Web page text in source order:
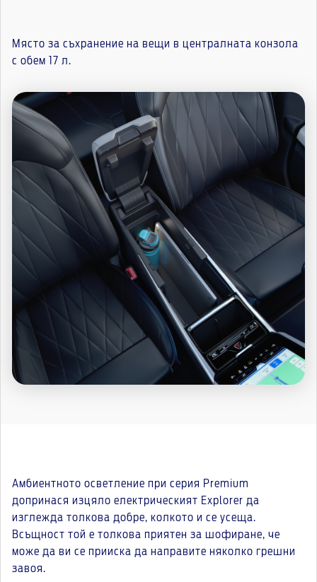
Място за съхранение на вещи в централната конзола
с обем 17 л.
Амбиентното осветление при серия Premium
допринася изцяло електрическият Explorer да
изглежда толкова добре, колкото и се усеща.
Всъщност той е толкова приятен за шофиране, че
може да ви се прииска да направите няколко грешни
завоя.